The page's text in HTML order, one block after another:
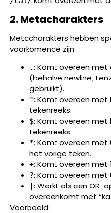
2. Metacharakters
Metacharakters hebben
voorkomende zijn:
.: Komt overeen met
(behalve newline,
gebruikt).
^: Komt overeen met
tekenreeks.
$: Komt overeen met
tekenreeks.
*: Komt overeen met
het vorige teken.
+: Komt overeen met
?: Komt overeen met
|: Werkt als een OR-
overeenkomt met
Voorbeeld: